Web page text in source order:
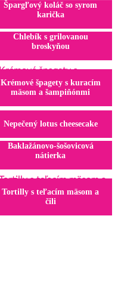
Špargľový koláč so syrom
karička
Chlebík s grilovanou
broskyňou
Krémové špagety s kuracím
mäsom a šampiňónmi
Nepečený lotus cheesecake
Baklažánovo-šošovicová
nátierka
Tortilly s teľacím mäsom a
čili